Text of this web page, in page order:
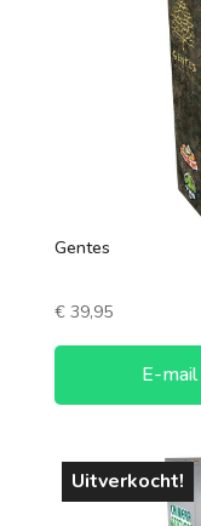
1 speler
2 spelers
3 spelers
4 spelers
Gentes
€39,95
E-
Uitverkocht!